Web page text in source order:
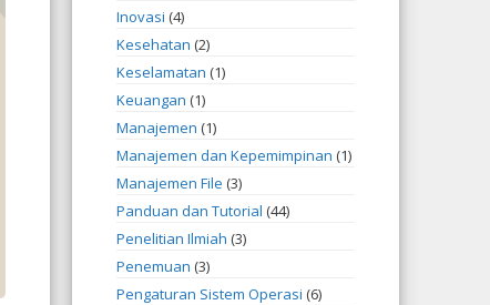
Inovasi (4)
Kesehatan (2)
Keselamatan (1)
Keuangan (1)
Manajemen (1)
Manajemen dan Kepemimpinan (1)
Manajemen File (3)
Panduan dan Tutorial (44)
Penelitian Ilmiah (3)
Penemuan (3)
Pengaturan Sistem Operasi (6)